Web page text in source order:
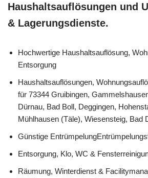
Haushaltsauflösungen und
& Lagerungsdienste.
Hochwertige Haushaltsauflösung,
Entsorgung
Haushaltsauflösungen,
für 73344 Gruibingen,
Dürnau, Bad Boll, Deggingen,
Mühlhausen (Täle), Wiesensteig, Bad
Günstige
Entsorgung, Klo, WC &
Räumung, Winterdienst &